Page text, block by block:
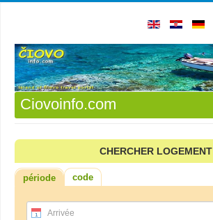
Ciovoinfo.com
CHERCHER LOGEMENT
période code
Arrivée